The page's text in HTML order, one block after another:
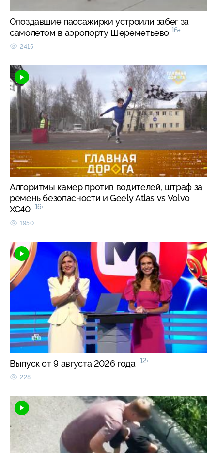
Опоздавшие пассажирки устроили забег за
самолетом в аэропорту Шереметьево 16+
2415
Алгоритмы камер против водителей, штраф за
ремень безопасности и Geely Atlas vs Volvo
XC40 16+
1950
Выпуск от 9 августа 2026 года 12+
228